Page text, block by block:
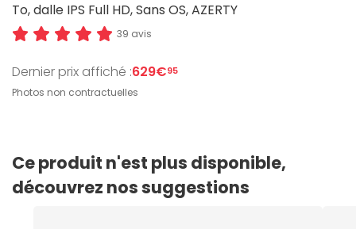
To, dalle IPS Full HD, Sans OS, AZERTY
39 avis
Dernier prix affiché :629€95
Photos non contractuelles
Ce produit n'est plus disponible,
découvrez nos suggestions